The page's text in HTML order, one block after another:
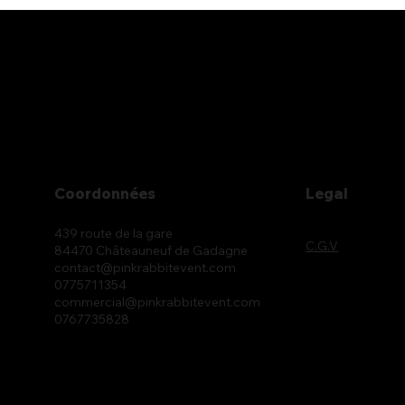
439 route de la gare
84470 Châteauneuf de Gadagne
contact@pinkrabbitevent.com
0775711354
commercial@pinkrabbitevent.com
0767735828
Coordonnées
C.G.V
Legal